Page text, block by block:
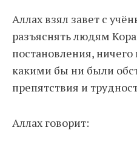
Аллах взял завет с
разъяснять людям
постановления, ничего
какими бы ни были
препятствия и
Аллах говорит: